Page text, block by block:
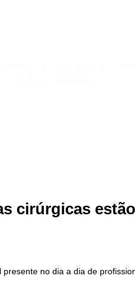
cirúrgicas
no dia a dia de